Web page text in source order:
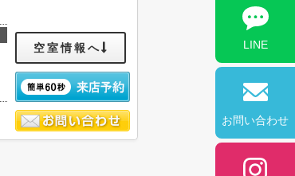
空室情報へ LINE
お問い合わせ